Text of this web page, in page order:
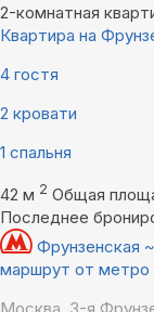
2-комнатная
Квартира на
4 гостя
2 кровати
1 спальня
42 м 2 Общая
Последнее
Фрунзенская
маршрут от